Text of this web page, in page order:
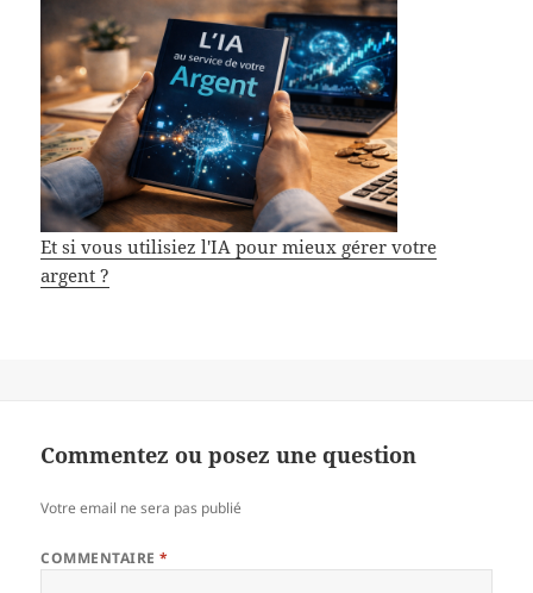
Et si vous utilisiez l'IA pour mieux gérer votre
argent ?
Commentez ou posez une question
Votre email ne sera pas publié
COMMENTAIRE*